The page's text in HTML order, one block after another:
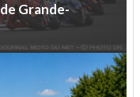
deGrande-